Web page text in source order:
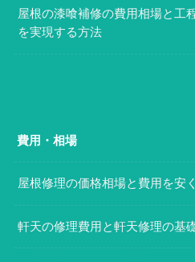
屋根の漆喰補修の費用相場と工
を実現する方法
費用・相場
屋根修理の価格相場と費用を安
軒天の修理費用と軒天修理の基